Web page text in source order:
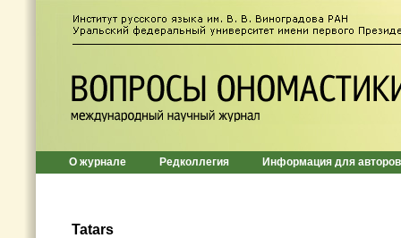
О журнале Редколлегия Информация для авторов
Tatars